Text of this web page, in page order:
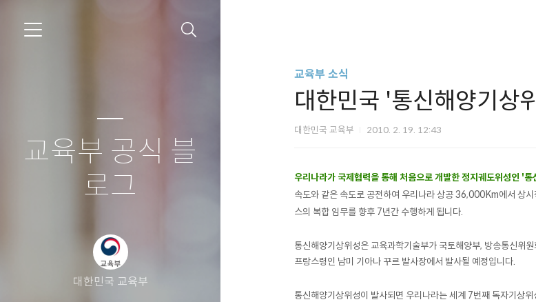
교육부 공식 블
로그
대한민국 교육부
교육부 소식
대한민국 '통신해양기상
대한민국 교육부 2010. 2. 19. 12:43
우리나라가 국제협력을 통해 처음으로 개발한 정지궤도위성인 '
속도와 같은 속도로 공전하여 우리나라 상공 36,000Km에서 상
스의 복합 임무를 향후 7년간 수행하게 됩니다.
통신해양기상위성은 교육과학기술부가 국토해양부, 방송통신위
프랑스령인 남미 기아나 꾸르 발사장에서 발사될 예정입니다.
통신해양기상위성이 발사되면 우리나라는 세계 7번째 독자기상